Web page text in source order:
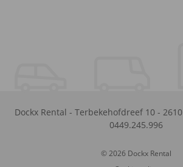
Dockx Rental - Terbekehofdreef 10 - 2610
0449.245.996
© 2026 Dockx Rental